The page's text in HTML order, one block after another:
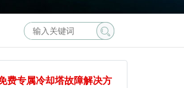
专属冷却塔故障解决方